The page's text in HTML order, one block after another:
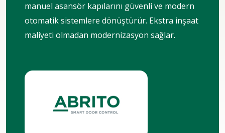
manuel asansör kapılarını güvenli ve modern
otomatik sistemlere dönüştürür. Ekstra inşaat
maliyeti olmadan modernizasyon sağlar.